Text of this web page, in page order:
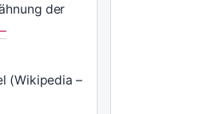
der
(Wikipedia –